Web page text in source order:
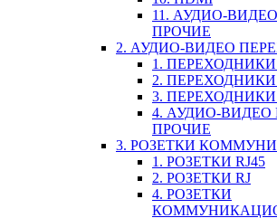
11. АУДИО-
ПРОЧИЕ
2. АУДИО-ВИДЕО
1. ПЕРЕХОДНИКИ
2. ПЕРЕХОДНИКИ
3. ПЕРЕХОДНИКИ
4. АУДИО-
ПРОЧИЕ
3. РОЗЕТКИ
1. РОЗЕТКИ RJ45
2. РОЗЕТКИ RJ
4. РОЗЕТКИ